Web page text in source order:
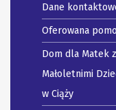
Dane
Oferowana
Dom dla Matek z
Małoletnimi
w Ciąży